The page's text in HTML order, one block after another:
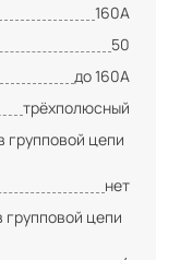
160А
50
до 160А
трёхполюсный
групповой цепи
нет
групповой цепи